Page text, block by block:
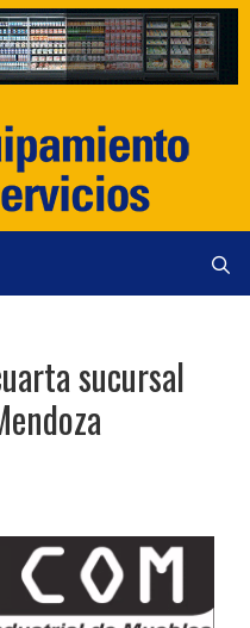
sucursal